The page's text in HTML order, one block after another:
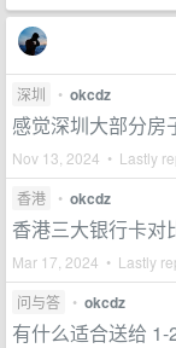
深圳 • okcdz
感觉深圳大部分房
Nov 13, 2024 • Lastly
香港 • okcdz
香港三大银行卡对
Mar 17, 2024 • Lastly
问与答 • okcdz
有什么适合送给 1-